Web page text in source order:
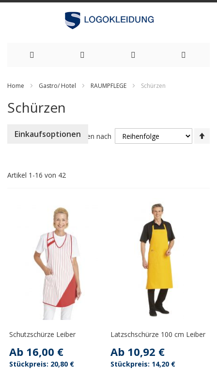
springen
Home Gastro/ Hotel RAUMPFLEGE Schürzen
Schürzen
Artikel 1 -16 von 42
Sortieren nach
Schutzschürze Leiber
Ab 16,00 €
20,80 €
Latzschschürze 100 cm Leiber
Ab 10,92 €
14,20 €
Einkaufsoptionen